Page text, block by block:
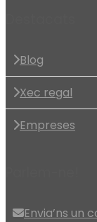
Blog
Xec regal
Empreses
Envia’ns un